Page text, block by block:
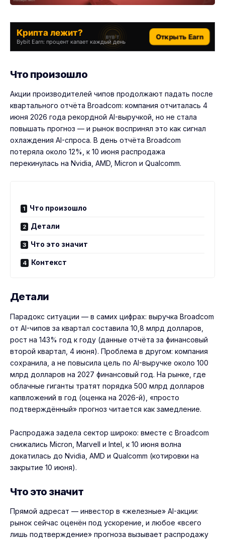
Крипта лежит?
Bybit Earn: процент капает каждый день
Открыть Earn
Что произошло
Акции производителей чипов продолжают падать после
квартального отчёта Broadcom: компания отчиталась 4
июня 2026 года рекордной AI-выручкой, но не стала
повышать прогноз — и рынок воспринял это как сигнал
охлаждения AI-спроса. В день отчёта Broadcom
потеряла около 12%, к 10 июня распродажа
перекинулась на Nvidia, AMD, Micron и Qualcomm.
Что произошло
Детали
Что это значит
Контекст
Детали
Парадокс ситуации — в самих цифрах: выручка Broadcom
от AI-чипов за квартал составила 10,8 млрд долларов,
рост на 143% год к году (данные отчёта за финансовый
второй квартал, 4 июня). Проблема в другом: компания
сохранила, а не повысила цель по AI-выручке около 100
млрд долларов на 2027 финансовый год. На рынке, где
облачные гиганты тратят порядка 500 млрд долларов
капвложений в год (оценка на 2026-й), «просто
подтверждённый» прогноз читается как замедление.
Распродажа задела сектор широко: вместе с Broadcom
снижались Micron, Marvell и Intel, к 10 июня волна
докатилась до Nvidia, AMD и Qualcomm (котировки на
закрытие 10 июня).
Что это значит
Прямой адресат — инвестор в «железные» AI-акции:
рынок сейчас оценён под ускорение, и любое «всего
лишь подтверждение» прогноза вызывает распродажу